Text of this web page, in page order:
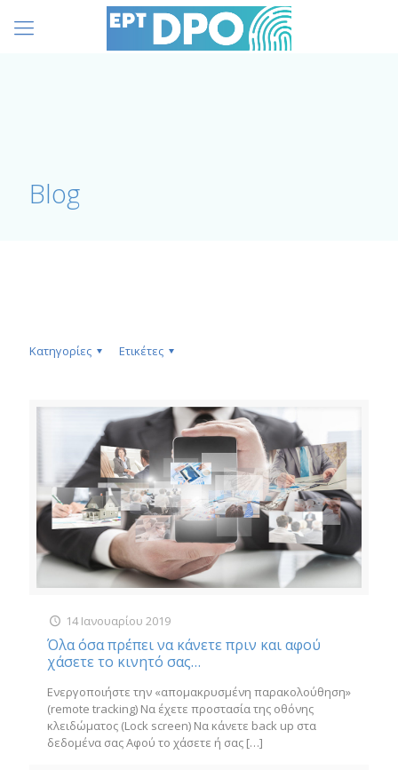
Blog
Κατηγορίες Ετικέτες
14 Ιανουαρίου 2019
Όλα όσα πρέπει να κάνετε πριν και αφού
χάσετε το κινητό σας…
Ενεργοποιήστε την «απομακρυσμένη παρακολούθηση»
(remote tracking) Να έχετε προστασία της οθόνης
κλειδώματος (Lock screen) Να κάνετε back up στα
δεδομένα σας Αφού το χάσετε ή σας […]